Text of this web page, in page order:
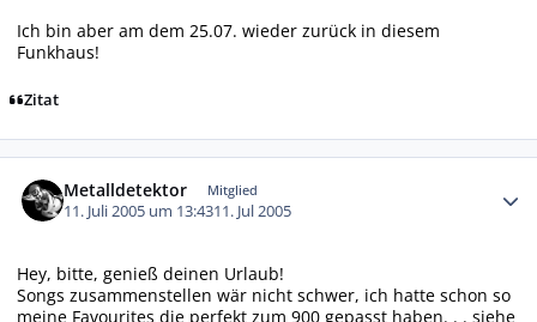
Ich bin aber am dem 25.07. wieder zurück in diesem
Funkhaus!
Zitat
Metalldetektor Mitglied
11. Juli 2005 um 13:4311. Jul 2005
Hey, bitte, genieß deinen Urlaub!
Songs zusammenstellen wär nicht schwer, ich hatte schon so
meine Favourites die perfekt zum 900 gepasst haben. . . siehe